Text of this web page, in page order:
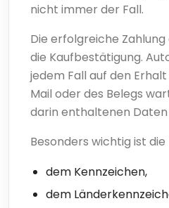
nicht immer der Fall.
Die erfolgreiche
die Kaufbestätigung.
jedem Fall auf den
Mail oder des Belegs
darin enthaltenen
Besonders wichtig ist
dem Kennzeichen,
dem